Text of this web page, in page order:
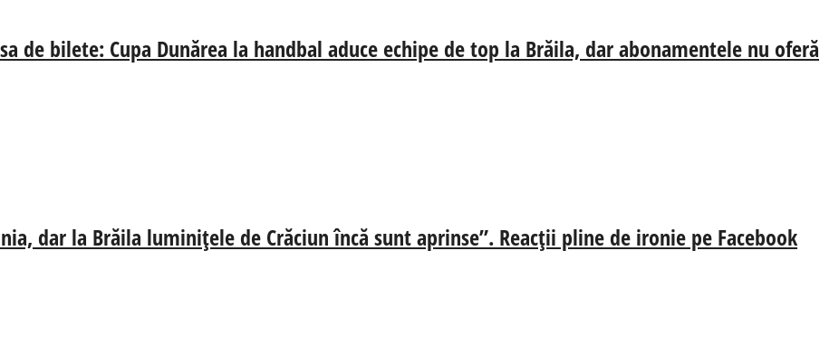
de bilete: Cupa Dunărea la handbal aduce echipe de top la Brăila, dar abonamentele nu oferă
dar la Brăila luminițele de Crăciun încă sunt aprinse”. Reacții pline de ironie pe Facebook